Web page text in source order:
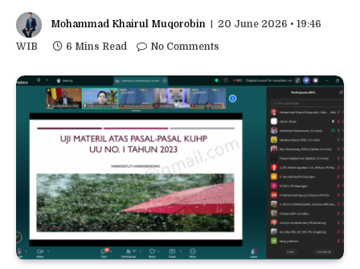
Mohammad Khairul Muqorobin
20 June 2026 • 19:46
WIB
6 Mins Read No Comments